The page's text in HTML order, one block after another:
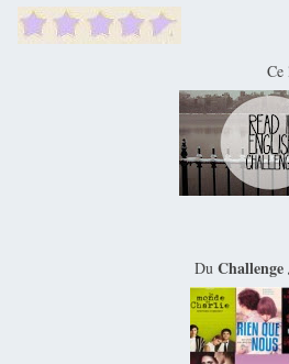
Du Challenge